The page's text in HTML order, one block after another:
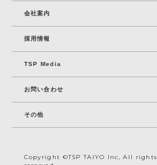
会社案内
採⽤情報
TSP Media
お問い合わせ
その他
Copyright ©TSP TAIYO Inc, All rights